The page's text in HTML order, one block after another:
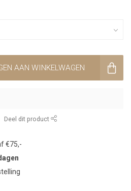
AAN WINKELWAGEN
Deel dit product
€75,-